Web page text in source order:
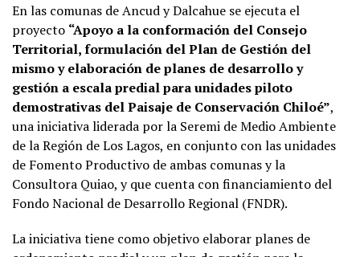
En las comunas de Ancud y Dalcahue se ejecuta el
proyecto “Apoyo a la conformación del Consejo
Territorial, formulación del Plan de Gestión del
mismo y elaboración de planes de desarrollo y
gestión a escala predial para unidades piloto
demostrativas del Paisaje de Conservación Chiloé”,
una iniciativa liderada por la Seremi de Medio Ambiente
de la Región de Los Lagos, en conjunto con las unidades
de Fomento Productivo de ambas comunas y la
Consultora Quiao, y que cuenta con financiamiento del
Fondo Nacional de Desarrollo Regional (FNDR).
La iniciativa tiene como objetivo elaborar planes de